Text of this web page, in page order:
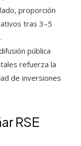
proporción
tras 3–5
pública
refuerza la
de inversiones
RSE